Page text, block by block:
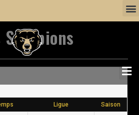
Ligue Saison